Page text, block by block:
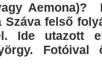
Aemona)?
Száva felső
Ide utazott